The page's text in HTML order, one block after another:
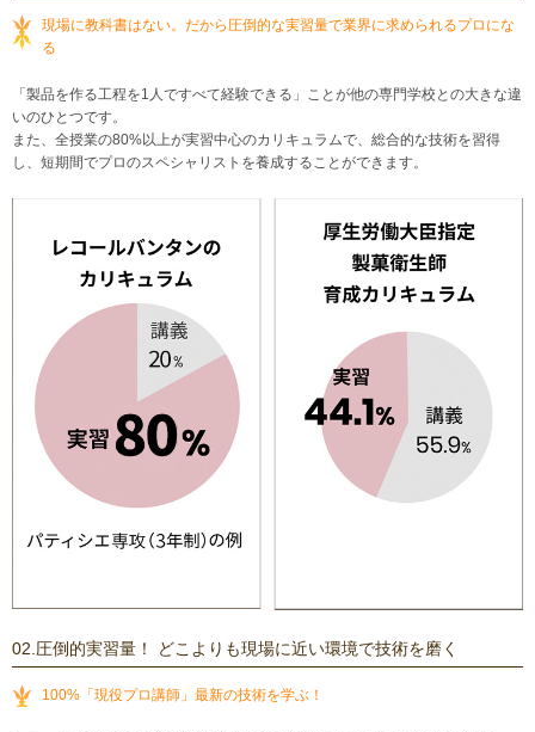
現場に教科書はない。だから圧倒的な実習量で業界に求められるプロにな
る
「製品を作る工程を1人ですべて経験できる」ことが他の専門学校との大きな違
いのひとつです。
また、全授業の80%以上が実習中心のカリキュラムで、総合的な技術を習得
し、短期間でプロのスペシャリストを養成することができます。
02.圧倒的実習量！ どこよりも現場に近い環境で技術を磨く
100%「現役プロ講師」最新の技術を学ぶ！